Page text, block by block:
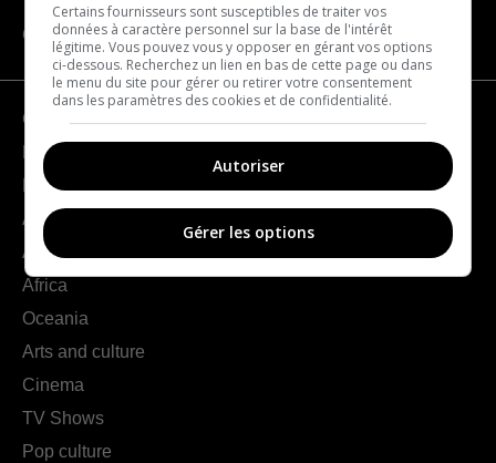
CATEGORIES
Geography
France
Europe
Americas
Asia
Africa
Oceania
Arts and culture
Cinema
TV Shows
Pop culture
Certains fournisseurs sont susceptibles de traiter vos
données à caractère personnel sur la base de l'intérêt
légitime. Vous pouvez vous y opposer en gérant vos options
ci-dessous. Recherchez un lien en bas de cette page ou dans
le menu du site pour gérer ou retirer votre consentement
dans les paramètres des cookies et de confidentialité.
Autoriser
Gérer les options